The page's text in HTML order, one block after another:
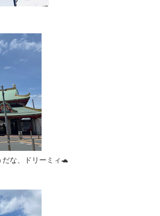
な、ドリーミィ🐢